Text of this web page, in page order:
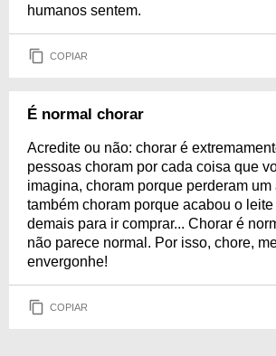
humanos sentem.
COPIAR
É normal chorar
Acredite ou não: chorar é
pessoas choram por cada coisa que
imagina, choram porque perderam um
também choram porque acabou o
demais para ir comprar... Chorar é
não parece normal. Por isso, chore,
envergonhe!
COPIAR